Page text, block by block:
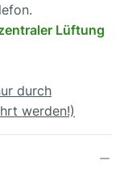
Lüftung
durch
werden!)